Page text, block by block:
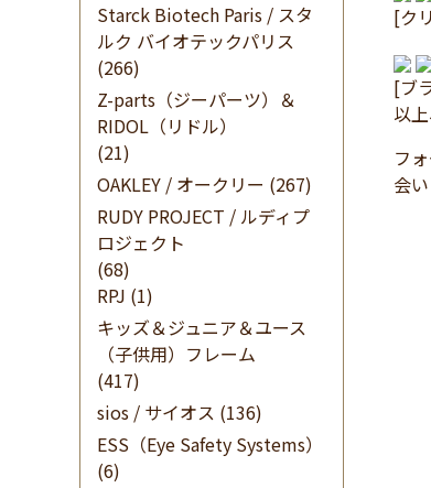
Starck Biotech Paris / スタ
ルク バイオテックパリス
(266)
Z-parts（ジーパーツ）＆
RIDOL（リドル）
(21)
OAKLEY / オークリー (267)
RUDY PROJECT / ルディプ
ロジェクト
(68)
RPJ (1)
キッズ＆ジュニア＆ユース
（子供用）フレーム
(417)
sios / サイオス (136)
ESS（Eye Safety Systems）
(6)
[ク
[ブ
以
フ
会